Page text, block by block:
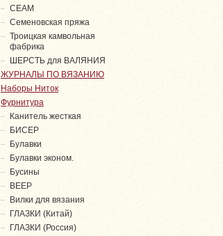
СЕАМ
Семеновская пряжа
Троицкая камвольная
фабрика
ШЕРСТЬ для ВАЛЯНИЯ
ЖУРНАЛЫ ПО ВЯЗАНИЮ
Наборы Ниток
Фурнитура
Канитель жесткая
БИСЕР
Булавки
Булавки эконом.
Бусины
ВЕЕР
Вилки для вязания
ГЛАЗКИ (Китай)
ГЛАЗКИ (Россия)